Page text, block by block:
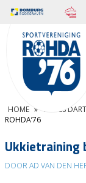
HOME » UKKIES
ROHDA’76
Ukkietraining
DOOR AD VAN DEN